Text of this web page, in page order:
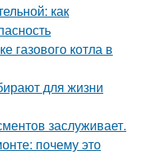
как
газового котла в
для жизни
заслуживает.
почему это